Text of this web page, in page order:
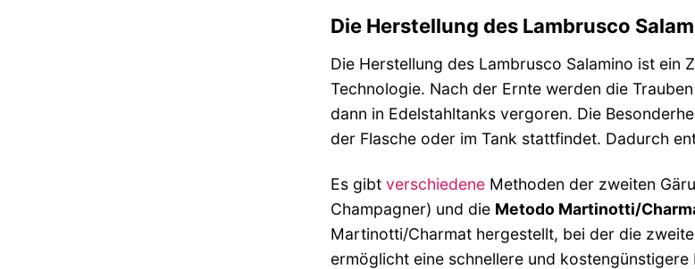
Die Herstellung des Lambrusco
Die Herstellung des Lambrusco Salamino ist ein
Technologie. Nach der Ernte werden die
dann in Edelstahltanks vergoren. Die
der Flasche oder im Tank stattfindet. Dadurch
Es gibt verschiedeneMethoden der zweiten
Champagner) und die Metodo Martinotti/
Martinotti/Charmat hergestellt, bei der die
ermöglicht eine schnellere und